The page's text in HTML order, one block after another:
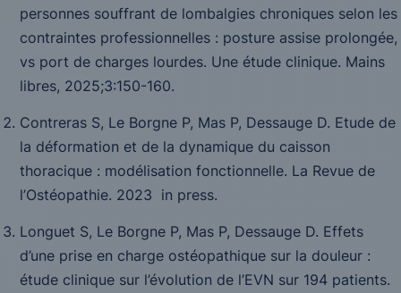
personnes souffrant de lombalgies chroniques selon les
contraintes professionnelles : posture assise prolongée,
vs port de charges lourdes. Une étude clinique. Mains
libres, 2025;3:150-160.
Contreras S, Le Borgne P, Mas P, Dessauge D. Etude de
la déformation et de la dynamique du caisson
thoracique : modélisation fonctionnelle. La Revue de
l’Ostéopathie. 2023 in press.
Longuet S, Le Borgne P, Mas P, Dessauge D. Effets
d’une prise en charge ostéopathique sur la douleur :
étude clinique sur l’évolution de l’EVN sur 194 patients.